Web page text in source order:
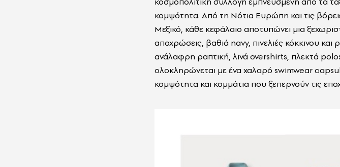
κομψότητα. Από τη Νότια Ευρώπη και τις
Μεξικό, κάθε κεφάλαιο αποτυπώνει μια
αποχρώσεις, βαθιά navy, πινελιές κόκκινου
ανάλαφρη ραπτική, λινά overshirts, πλεκτά
ολοκληρώνεται με ένα χαλαρό swimwear
κομψότητα και κομμάτια που ξεπερνούν τις